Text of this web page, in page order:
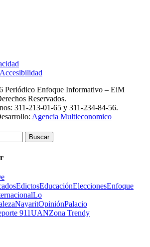
Periódico Enfoque Informativo – EiM
Reservados.
311-213-01-65 y 311-234-84-56.
Agencia Multieconomico
EdictosEducaciónEleccionesEnfoque
Lo
NayaritOpiniónPalacio
911UANZona Trendy